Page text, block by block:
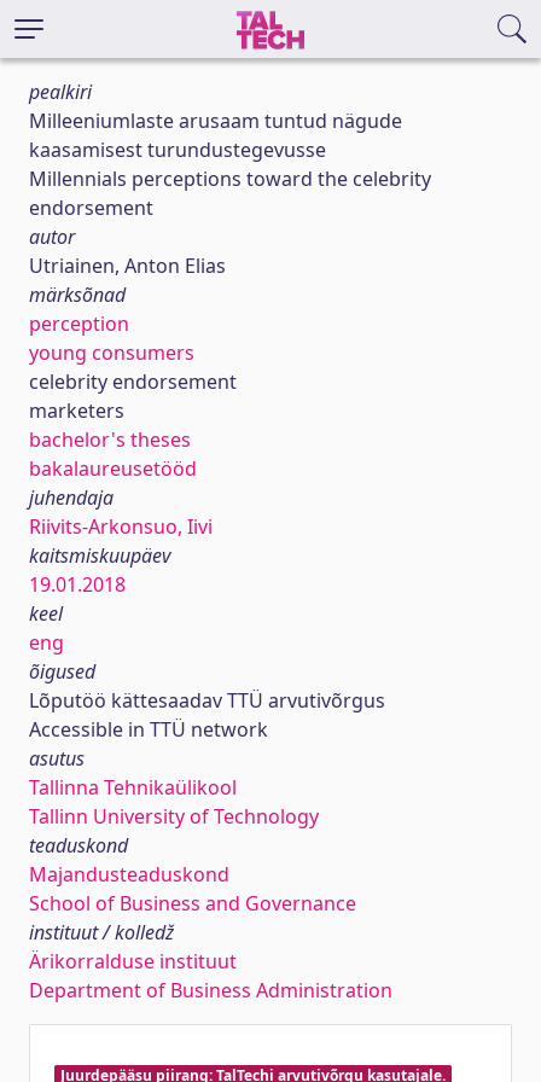
pealkiri
Milleeniumlaste arusaam tuntud nägude
kaasamisest turundustegevusse
Millennials perceptions toward the celebrity
endorsement
autor
Utriainen, Anton Elias
märksõnad
perception
young consumers
celebrity endorsement
marketers
bachelor's theses
bakalaureusetööd
juhendaja
Riivits-Arkonsuo, Iivi
kaitsmiskuupäev
19.01.2018
keel
eng
õigused
Lõputöö kättesaadav TTÜ arvutivõrgus
Accessible in TTÜ network
asutus
Tallinna Tehnikaülikool
Tallinn University of Technology
teaduskond
Majandusteaduskond
School of Business and Governance
instituut / kolledž
Ärikorralduse instituut
Department of Business Administration
Juurdepääsu piirang: TalTechi arvutivõrgu kasutajale.